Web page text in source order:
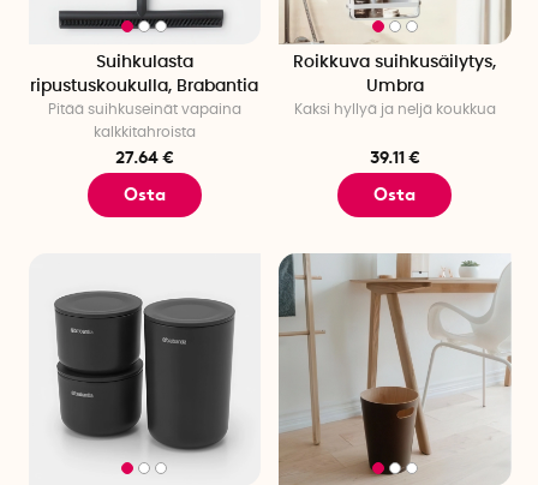
Suihkulasta
ripustuskoukulla, Brabantia
Pitää suihkuseinät vapaina
kalkkitahroista
27.64 €
Osta
Roikkuva suihkusäilytys,
Umbra
Kaksi hyllyä ja neljä koukkua
39.11 €
Osta